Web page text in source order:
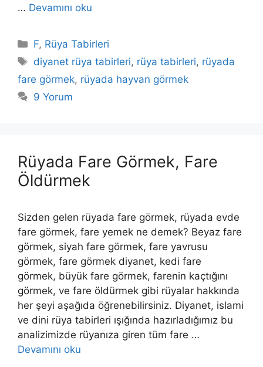
… Devamını oku
Kategoriler
F, Rüya Tabirleri
Etiketler
diyanet rüya tabirleri, rüya tabirleri, rüyada
fare görmek, rüyada hayvan görmek
9 Yorum
Rüyada Fare Görmek, Fare
Öldürmek
Sizden gelen rüyada fare görmek, rüyada evde
fare görmek, fare yemek ne demek? Beyaz fare
görmek, siyah fare görmek, fare yavrusu
görmek, fare görmek diyanet, kedi fare
görmek, büyük fare görmek, farenin kaçtığını
görmek, ve fare öldürmek gibi rüyalar hakkında
her şeyi aşağıda öğrenebilirsiniz. Diyanet, islami
ve dini rüya tabirleri ışığında hazırladığımız bu
analizimizde rüyanıza giren tüm fare …
Devamını oku